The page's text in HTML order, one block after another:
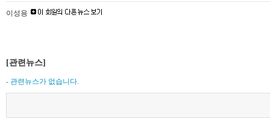
이성용
[관련뉴스]
- 관련뉴스가 없습니다.